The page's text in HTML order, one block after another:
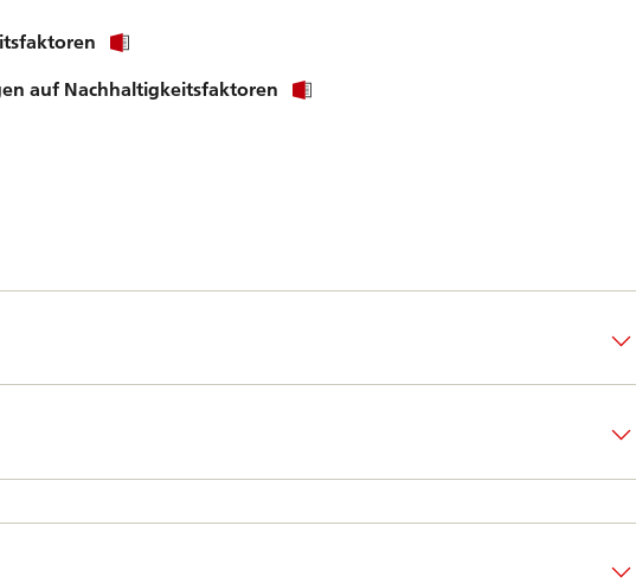
auf Nachhaltigkeitsfaktoren